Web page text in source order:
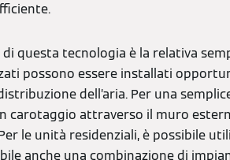
questa tecnologia è la relativa
possono essere installati
dell’aria. Per una
carotaggio attraverso il muro
le unità residenziali, è possibile
anche una combinazione di